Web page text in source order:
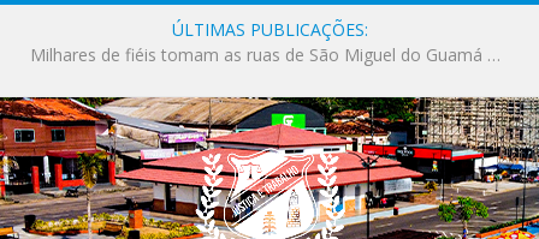
ÚLTIMAS PUBLICAÇÕES:
Milhares de fiéis tomam as ruas de São Miguel do Guamá em uma grande celebração de fé na Marcha para Jesus 2026.